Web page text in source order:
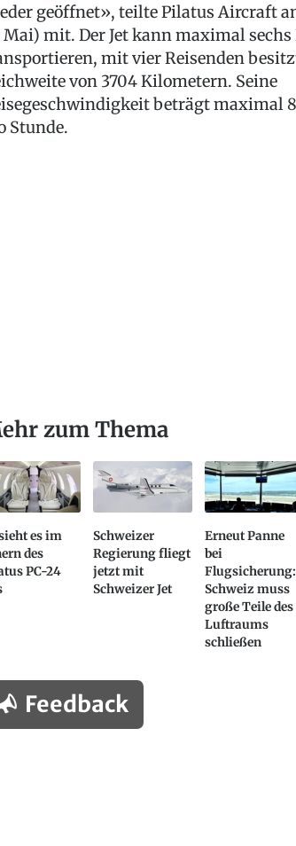
geöffnet», teilte Pilatus Aircraft
Mai) mit. Der Jet kann maximal sechs
mit vier Reisenden
von 3704 Kilometern. Seine
beträgt maximal
Stunde.
zum Thema
es im
des
PC-24
Schweizer
Regierung fliegt
jetzt mit
Schweizer Jet
Erneut Panne
bei
Flugsicherung:
Schweiz muss
große Teile des
Luftraums
schließen
Feedback